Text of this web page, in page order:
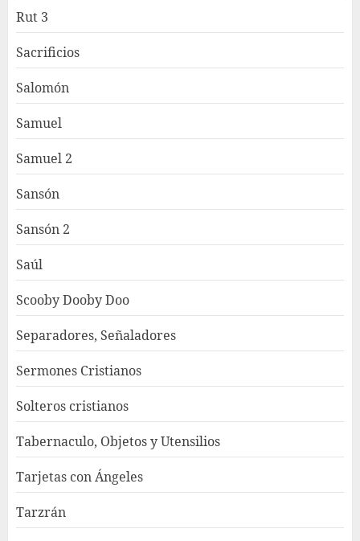
Rut 3
Sacrificios
Salomón
Samuel
Samuel 2
Sansón
Sansón 2
Saúl
Scooby Dooby Doo
Separadores, Señaladores
Sermones Cristianos
Solteros cristianos
Tabernaculo, Objetos y Utensilios
Tarjetas con Ángeles
Tarzrán